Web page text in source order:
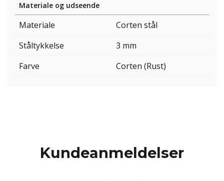
Materiale og udseende
Materiale
Corten stål
Ståltykkelse
3 mm
Farve
Corten (Rust)
Kundeanmeldelser